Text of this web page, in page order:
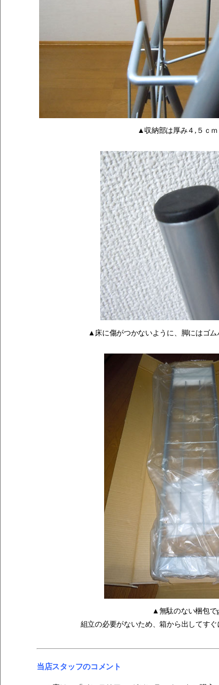
▲収納部は厚み４,５ｃ
▲床に傷がつかないように、脚にはゴ
▲無駄のない梱包で
組立の必要がないため、箱から出してす
当店スタッフのコメント